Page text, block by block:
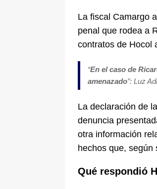
La fiscal Camargo
penal que rodea a
contratos de Hocol
“En el caso de
amenazado”: Luz
La declaración de
denuncia
otra información
hechos que,
Qué respondió